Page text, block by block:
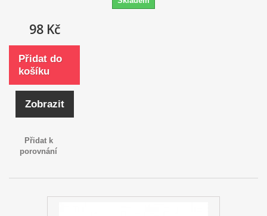
98 Kč
Přidat do
košíku
Zobrazit
Přidat k
porovnání